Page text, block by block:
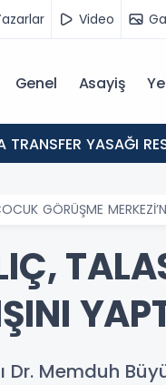
Video
Genel Asayiş
TRANSFER YASAĞI
GÖRÜŞME
Memduh